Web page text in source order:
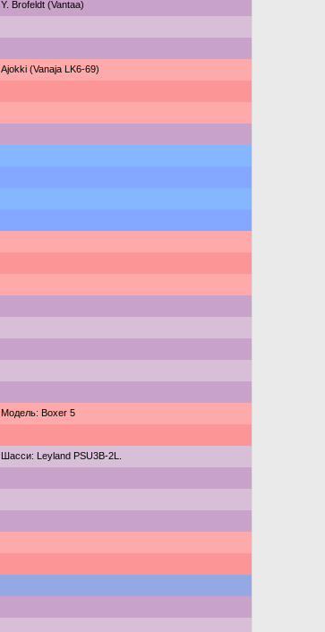
Y. Brofeldt (Vantaa)
Ajokki (Vanaja LK6-69)
Модель: Boxer 5
Шасси: Leyland PSU3B-2L.